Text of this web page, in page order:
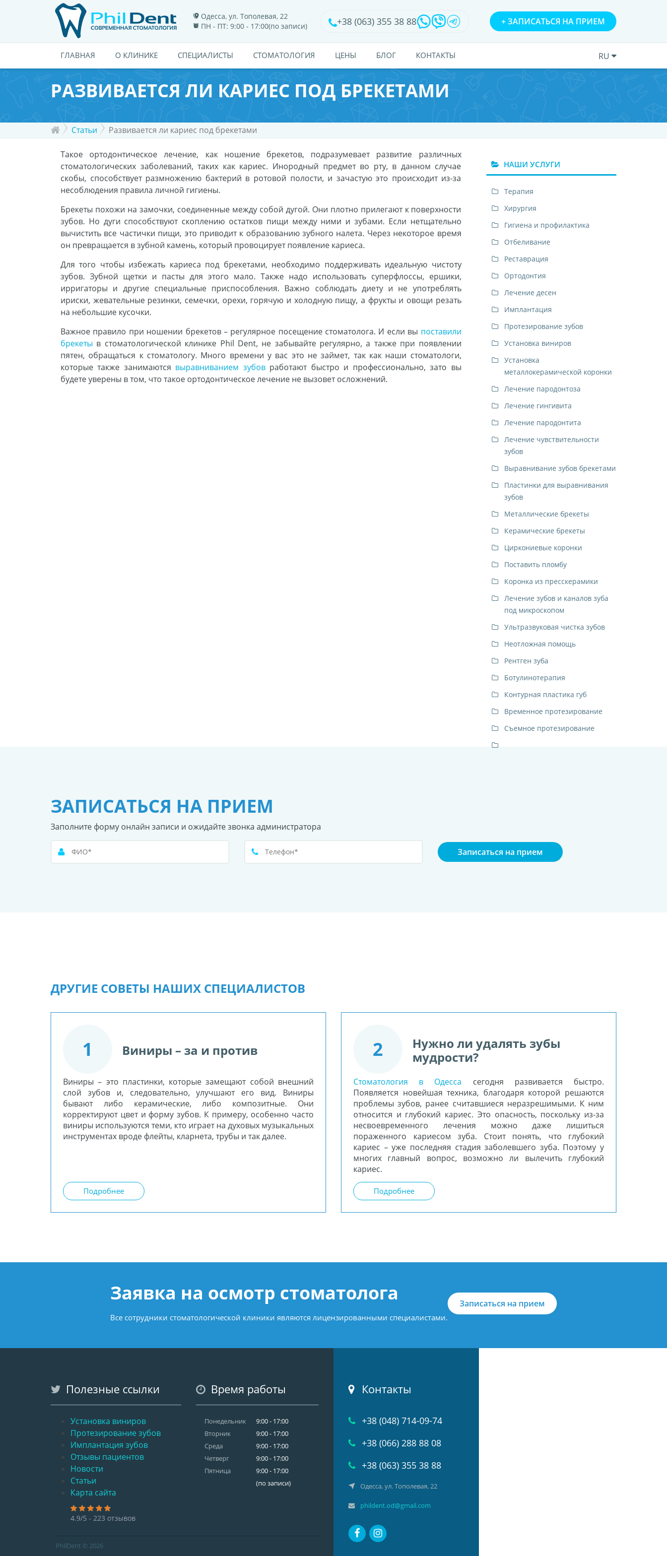
Одесса, ул. Тополевая, 22
ПН - ПТ: 9:00 - 17:00(по записи)
+38 (063) 355 38 88 +ЗАПИСАТЬСЯ НА ПРИЕМ
ГЛАВНАЯ О КЛИНИКЕ СПЕЦИАЛИСТЫ CТОМАТОЛОГИЯ ЦЕНЫ БЛОГ КОНТАКТЫ RU
РАЗВИВАЕТСЯ ЛИ КАРИЕС ПОД БРЕКЕТАМИ
Статьи Развивается ли кариес под брекетами
Такое ортодонтическое лечение, как ношение брекетов, подразумевает развитие различных
стоматологических заболеваний, таких как кариес. Инородный предмет во рту, в данном случае
скобы, способствует размножению бактерий в ротовой полости, и зачастую это происходит из-за
несоблюдения правила личной гигиены.
Брекеты похожи на замочки, соединенные между собой дугой. Они плотно прилегают к поверхности
зубов. Но дуги способствуют скоплению остатков пищи между ними и зубами. Если нетщательно
вычистить все частички пищи, это приводит к образованию зубного налета. Через некоторое время
он превращается в зубной камень, который провоцирует появление кариеса.
Для того чтобы избежать кариеса под брекетами, необходимо поддерживать идеальную чистоту
зубов. Зубной щетки и пасты для этого мало. Также надо использовать суперфлоссы, ершики,
ирригаторы и другие специальные приспособления. Важно соблюдать диету и не употреблять
ириски, жевательные резинки, семечки, орехи, горячую и холодную пищу, а фрукты и овощи резать
на небольшие кусочки.
Важное правило при ношении брекетов – регулярное посещение стоматолога. И если вы поставили
брекеты в стоматологической клинике Phil Dent, не забывайте регулярно, а также при появлении
пятен, обращаться к стоматологу. Много времени у вас это не займет, так как наши стоматологи,
которые также занимаются выравниванием зубовработают быстро и профессионально, зато вы
будете уверены в том, что такое ортодонтическое лечение не вызовет осложнений.
НАШИ УСЛУГИ
Терапия
Хирургия
Гигиена и профилактика
Отбеливание
Реставрация
Ортодонтия
Лечение десен
Имплантация
Протезирование зубов
Установка виниров
Установка
металлокерамической коронки
Лечение пародонтоза
Лечение гингивита
Лечение пародонтита
Лечение чувствительности
зубов
Выравнивание зубов брекетами
Пластинки для выравнивания
зубов
Металлические брекеты
Керамические брекеты
Циркониевые коронки
Поставить пломбу
Коронка из пресскерамики
Лечение зубов и каналов зуба
под микроскопом
Ультразвуковая чистка зубов
Неотложная помощь
Рентген зуба
Ботулинотерапия
Контурная пластика губ
Временное протезирование
Съемное протезирование
ЗАПИСАТЬСЯ НА ПРИЕМ
Заполните форму онлайн записи и ожидайте звонка администратора
Записаться на прием
ДРУГИЕ СОВЕТЫ НАШИХ СПЕЦИАЛИСТОВ
1 Виниры – за и против
Виниры – это пластинки, которые замещают собой внешний
слой зубов и, следовательно, улучшают его вид. Виниры
бывают либо керамические, либо композитные. Они
корректируют цвет и форму зубов. К примеру, особенно часто
виниры используются теми, кто играет на духовых музыкальных
инструментах вроде флейты, кларнета, трубы и так далее.
Подробнее
2
Нужно ли удалять зубы
мудрости?
Стоматология в Одесса сегодня развивается быстро.
Появляется новейшая техника, благодаря которой решаются
проблемы зубов, ранее считавшиеся неразрешимыми. К ним
относится и глубокий кариес. Это опасность, поскольку из-за
несвоевременного лечения можно даже лишиться
пораженного кариесом зуба. Стоит понять, что глубокий
кариес – уже последняя стадия заболевшего зуба. Поэтому у
многих главный вопрос, возможно ли вылечить глубокий
кариес.
Подробнее
Заявка на осмотр стоматолога
Все сотрудники стоматологической клиники являются лицензированными специалистами.
Записаться на прием
Полезные ссылки
Установка виниров
Протезирование зубов
Имплантация зубов
Отзывы пациентов
Новости
Статьи
Карта сайта
4.9/5 - 223 отзывов
Время работы
Понедельник
Вторник
Среда
Четверг
Пятница
9:00 - 17:00
9:00 - 17:00
9:00 - 17:00
9:00 - 17:00
9:00 - 17:00
(по записи)
PhilDent © 2026
Контакты
+38 (048) 714-09-74
+38 (066) 288 88 08
+38 (063) 355 38 88
Одесса, ул. Тополевая, 22
phildent.od@gmail.com